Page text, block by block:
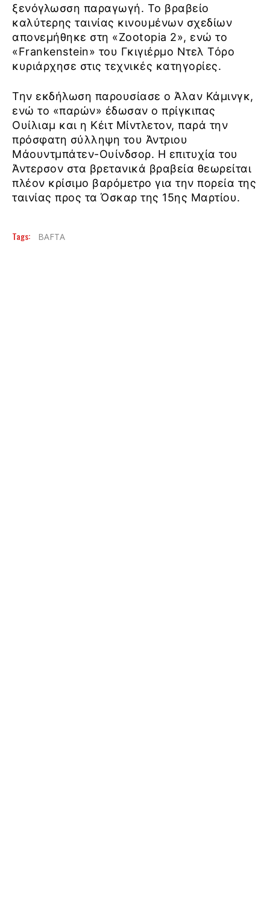
ξενόγλωσση παραγωγή. Το βραβείο
καλύτερης ταινίας κινουμένων σχεδίων
απονεμήθηκε στη «Zootopia 2», ενώ το
«Frankenstein» του Γκιγιέρμο Ντελ Τόρο
κυριάρχησε στις τεχνικές κατηγορίες.
Την εκδήλωση παρουσίασε ο Άλαν Κάμινγκ,
ενώ το «παρών» έδωσαν ο πρίγκιπας
Ουίλιαμ και η Κέιτ Μίντλετον, παρά την
πρόσφατη σύλληψη του Άντριου
Μάουντμπάτεν-Ουίνδσορ. Η επιτυχία του
Άντερσον στα βρετανικά βραβεία θεωρείται
πλέον κρίσιμο βαρόμετρο για την πορεία της
ταινίας προς τα Όσκαρ της 15ης Μαρτίου.
Tags: BAFTA